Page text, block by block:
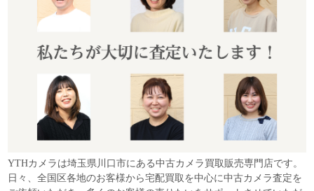
YTHカメラは埼玉県川口市にある中古カメラ買取販売専門店です。
日々、全国区各地のお客様から宅配買取を中心に中古カメラ査定を